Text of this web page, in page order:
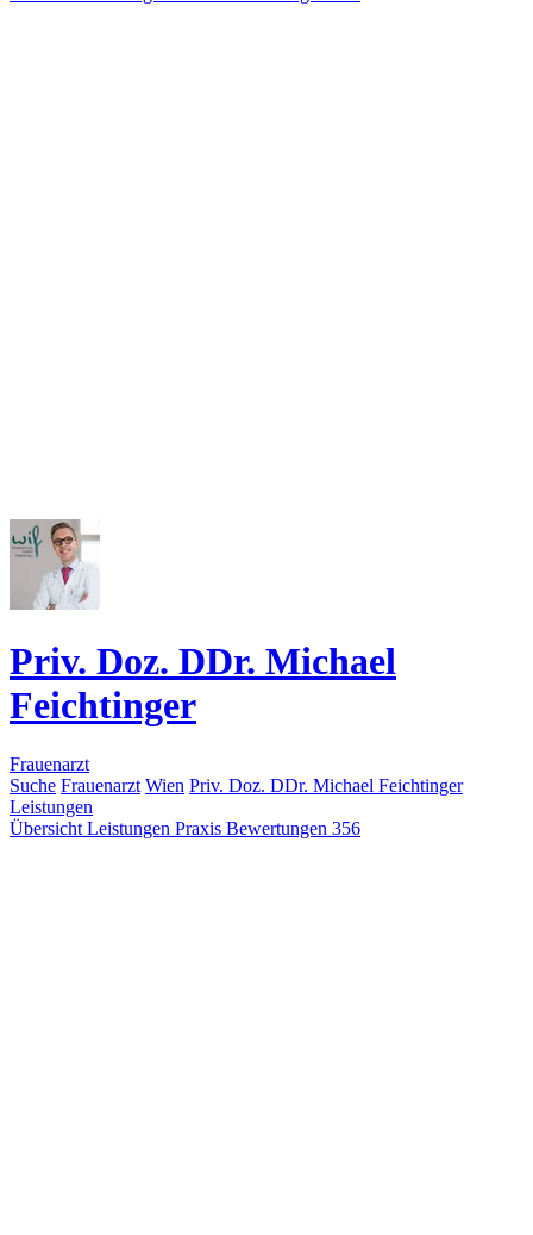
Priv. Doz. DDr. Michael
Feichtinger
Frauenarzt
Suche Frauenarzt Wien Priv. Doz. DDr. Michael Feichtinger
Leistungen
Übersicht Leistungen Praxis Bewertungen 356